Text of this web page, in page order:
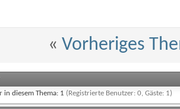
« Vorheriges
in diesem Thema: 1 (Registrierte Benutzer: 0, Gäste: 1)